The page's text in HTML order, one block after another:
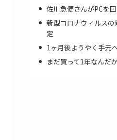
佐川急便さんがPCを
新型コロナウィルス
定
1ヶ月後ようやく手元
まだ買って1年なんだ